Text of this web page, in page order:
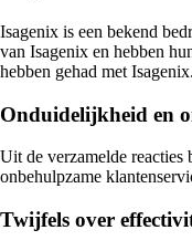
Isagenix is een bekend
van Isagenix en hebben
hebben gehad met Isagenix.
Onduidelijkheid en
Uit de verzamelde reacties
onbehulpzame
Twijfels over